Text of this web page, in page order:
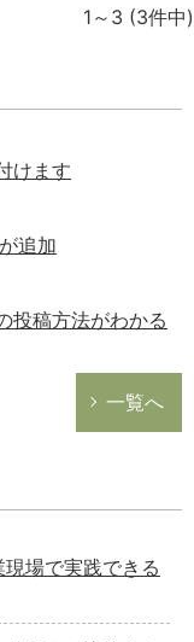
1～3 (3件中)
けます
追加
投稿方法がわかる
一覧へ
場で実践できる